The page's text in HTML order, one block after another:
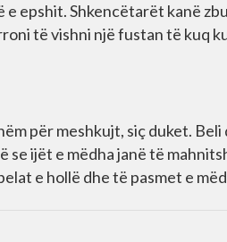
epshit. Shkencëtarët kanë
të vishni një fustan të kuq
për meshkujt, siç duket.
se ijët e mëdha janë të
e hollë dhe të pasmet e